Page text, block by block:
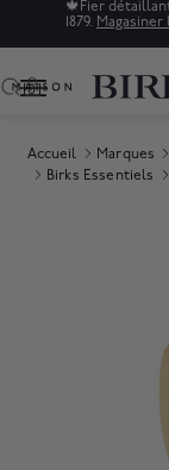
🍁 Fier
1879. Magasiner
0
Accueil Marques
Birks Essentiels